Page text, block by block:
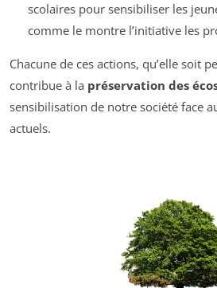
scolaires pour sensibiliser les
comme le montre l’initiative les
Chacune de ces actions, qu’elle soit
contribue à la préservation des
sensibilisation de notre société face
actuels.